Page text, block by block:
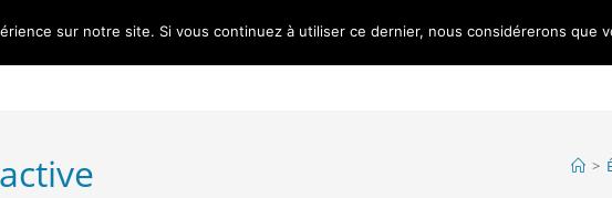
>
sur notre site. Si vous continuez à utiliser ce dernier, nous considérerons que